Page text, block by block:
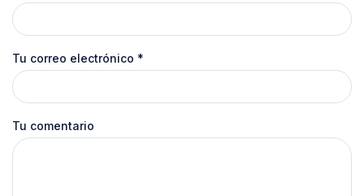
Tu correo electrónico *
Tu comentario